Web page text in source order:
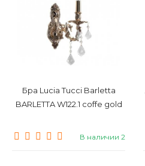
Бра Lucia Tucci Barletta
BARLETTA W122.1 coffe gold
В наличии 2